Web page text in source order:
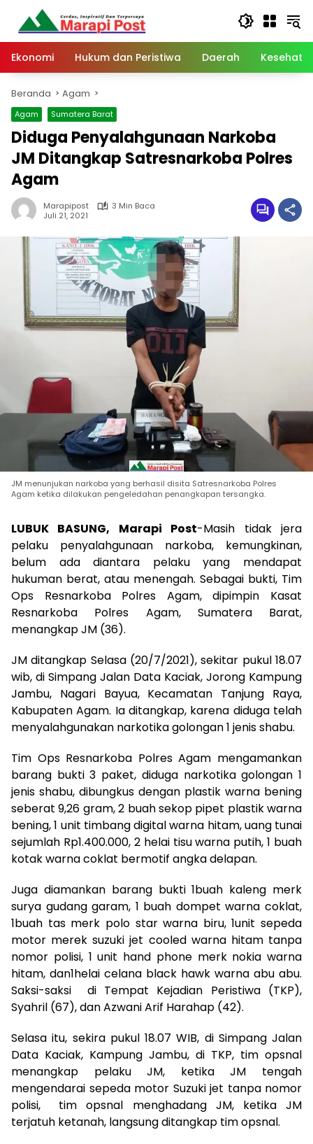
Langsung
konten
Ekonomi
Hukum dan Peristiwa Daerah
Beranda Agam
Agam Sumatera Barat
Diduga Penyalahgunaan Narkoba
JM Ditangkap Satresnarkoba Polres
Agam
Marapipost
3 Min Baca
Juli 21, 2021
JM menunjukan narkoba yang berhasil disita Satresnarkoba Polres
Agam ketika dilakukan pengeledahan penangkapan tersangka.
LUBUK BASUNG, Marapi Post-Masih tidak jera
pelaku penyalahgunaan narkoba, kemungkinan,
belum ada diantara pelaku yang mendapat
hukuman berat, atau menengah. Sebagai bukti, Tim
Ops Resnarkoba Polres Agam, dipimpin Kasat
Resnarkoba Polres Agam, Sumatera Barat,
menangkap JM (36).
JM ditangkap Selasa (20/7/2021), sekitar pukul 18.07
wib, di Simpang Jalan Data Kaciak, Jorong Kampung
Jambu, Nagari Bayua, Kecamatan Tanjung Raya,
Kabupaten Agam. Ia ditangkap, karena diduga telah
menyalahgunakan narkotika golongan 1 jenis shabu.
Tim Ops Resnarkoba Polres Agam mengamankan
barang bukti 3 paket, diduga narkotika golongan 1
jenis shabu, dibungkus dengan plastik warna bening
seberat 9,26 gram, 2 buah sekop pipet plastik warna
bening, 1 unit timbang digital warna hitam, uang tunai
sejumlah Rp1.400.000, 2 helai tisu warna putih, 1 buah
kotak warna coklat bermotif angka delapan.
Juga diamankan barang bukti 1buah kaleng merk
surya gudang garam, 1 buah dompet warna coklat,
1buah tas merk polo star warna biru, 1unit sepeda
motor merek suzuki jet cooled warna hitam tanpa
nomor polisi, 1 unit hand phone merk nokia warna
hitam, dan1helai celana black hawk warna abu abu.
Saksi-saksi di Tempat Kejadian Peristiwa (TKP),
Syahril (67), dan Azwani Arif Harahap (42).
Selasa itu, sekira pukul 18.07 WIB, di Simpang Jalan
Data Kaciak, Kampung Jambu, di TKP, tim opsnal
menangkap pelaku JM, ketika JM tengah
mengendarai sepeda motor Suzuki jet tanpa nomor
polisi, tim opsnal menghadang JM, ketika JM
terjatuh ketanah, langsung ditangkap tim opsnal.